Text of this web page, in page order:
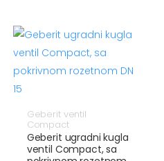
Geberit ventil
Compact
Geberit ugradni kugla
ventil Compact, sa